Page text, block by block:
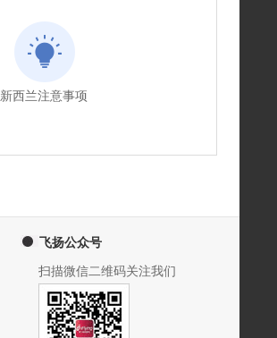
新西兰注意事项
飞扬公众号
扫描微信二维码关注我们